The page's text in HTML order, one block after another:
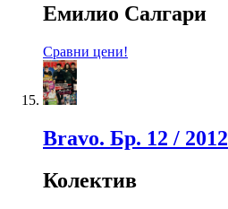
Емилио Салгари
Сравни цени!
Bravo. Бр. 12 / 2012
Колектив